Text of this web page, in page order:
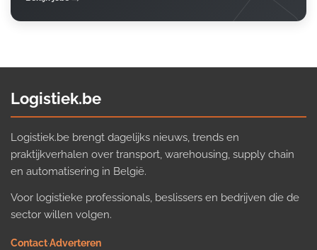
Logistiek.be
Logistiek.be brengt dagelijks nieuws, trends en
praktijkverhalen over transport, warehousing, supply chain
en automatisering in België.
Voor logistieke professionals, beslissers en bedrijven die de
sector willen volgen.
Contact·Adverteren